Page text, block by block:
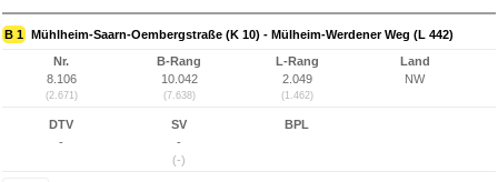
B 1 Mühlheim-Saarn-Oembergstraße (K 10) - Mülheim-Werdener Weg (L 442)
Nr.
8.106
(2.671)
B-Rang
10.042
(7.638)
L-Rang
2.049
(1.462)
Land
NW
DTV
-
SV
-
(-)
BPL